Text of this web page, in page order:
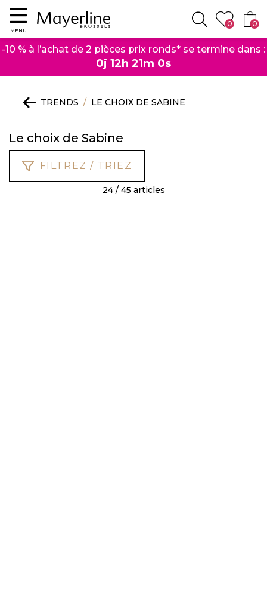
Menu
MENU Rechercher
0 0
-10 % à l’achat de 2 pièces prix ronds* se termine dans :
0j 12h 20m 59s
TRENDS LE CHOIX DE SABINE
Le choix de Sabine
FILTREZ / TRIEZ
24 / 45 articles